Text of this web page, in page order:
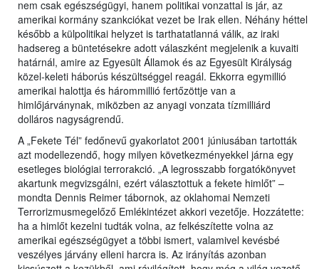
nem csak egészségügyi, hanem politikai vonzattal is jár, az
amerikai kormány szankciókat vezet be Irak ellen. Néhány héttel
később a külpolitikai helyzet is tarthatatlanná válik, az iraki
hadsereg a büntetésekre adott válaszként megjelenik a kuvaiti
határnál, amire az Egyesült Államok és az Egyesült Királyság
közel-keleti háborús készültséggel reagál. Ekkorra egymillió
amerikai halottja és hárommillió fertőzöttje van a
himlőjárványnak, miközben az anyagi vonzata tízmilliárd
dolláros nagyságrendű.
A „Fekete Tél” fedőnevű gyakorlatot 2001 júniusában tartották
azt modellezendő, hogy milyen következményekkel járna egy
esetleges biológiai terrorakció. „A legrosszabb forgatókönyvet
akartunk megvizsgálni, ezért választottuk a fekete himlőt” –
mondta Dennis Reimer tábornok, az oklahomai Nemzeti
Terrorizmusmegelőző Emlékintézet akkori vezetője. Hozzátette:
ha a himlőt kezelni tudták volna, az felkészítette volna az
amerikai egészségügyet a többi ismert, valamivel kevésbé
veszélyes járvány elleni harcra is. Az irányítás azonban